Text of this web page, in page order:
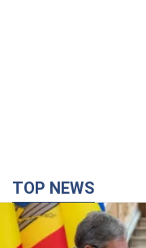
TOP NEWS